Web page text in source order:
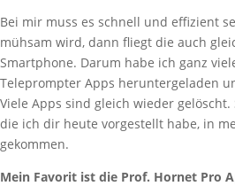
Bei mir muss es schnell und effizient
mühsam wird, dann fliegt die auch
Smartphone. Darum habe ich ganz
Teleprompter Apps heruntergeladen
Viele Apps sind gleich wieder
die ich dir heute vorgestellt habe, in
gekommen.
Mein Favorit ist die Prof. Hornet Pro